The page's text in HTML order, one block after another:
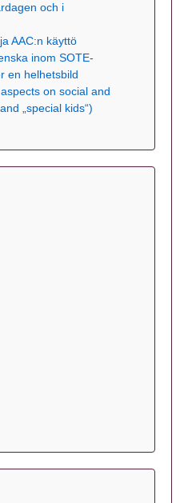
och i
AAC:n käyttö
inom SOTE-
en helhetsbild
on social and
„special kids“)